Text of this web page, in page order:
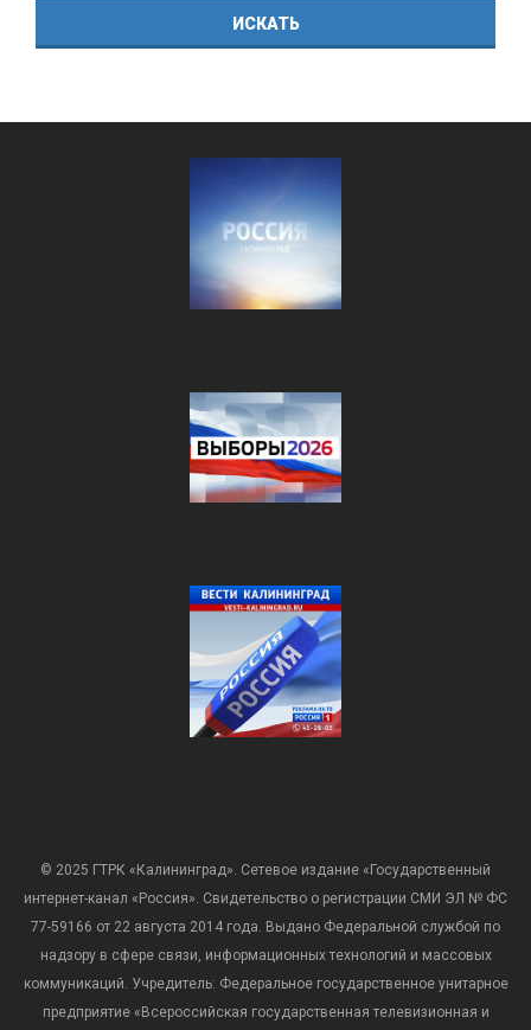
© 2025 ГТРК «Калининград». Сетевое издание «Государственный
интернет-канал «Россия». Свидетельство о регистрации СМИ ЭЛ № ФС
77-59166 от 22 августа 2014 года. Выдано Федеральной службой по
надзору в сфере связи, информационных технологий и массовых
коммуникаций. Учредитель: Федеральное государственное унитарное
предприятие «Всероссийская государственная телевизионная и